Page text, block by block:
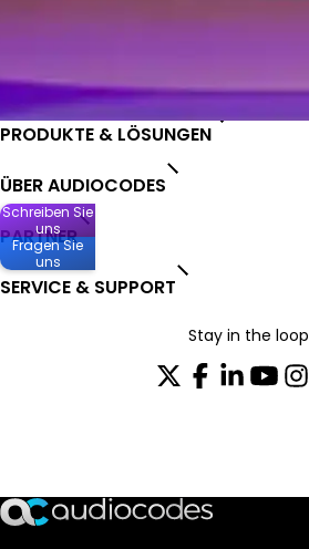
PRODUKTE & LÖSUNGEN
ÜBER AUDIOCODES
PARTNER
SERVICE & SUPPORT
Stay in the loop
Schreiben Sie
uns
Fragen Sie
uns